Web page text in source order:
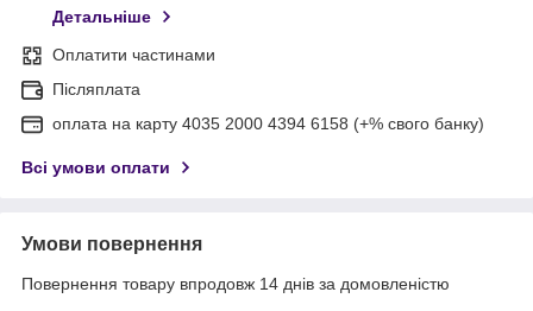
Детальніше
Оплатити частинами
Післяплата
оплата на карту 4035 2000 4394 6158 (+% свого банку)
Всі умови оплати
Умови повернення
Повернення товару впродовж 14 днів за домовленістю